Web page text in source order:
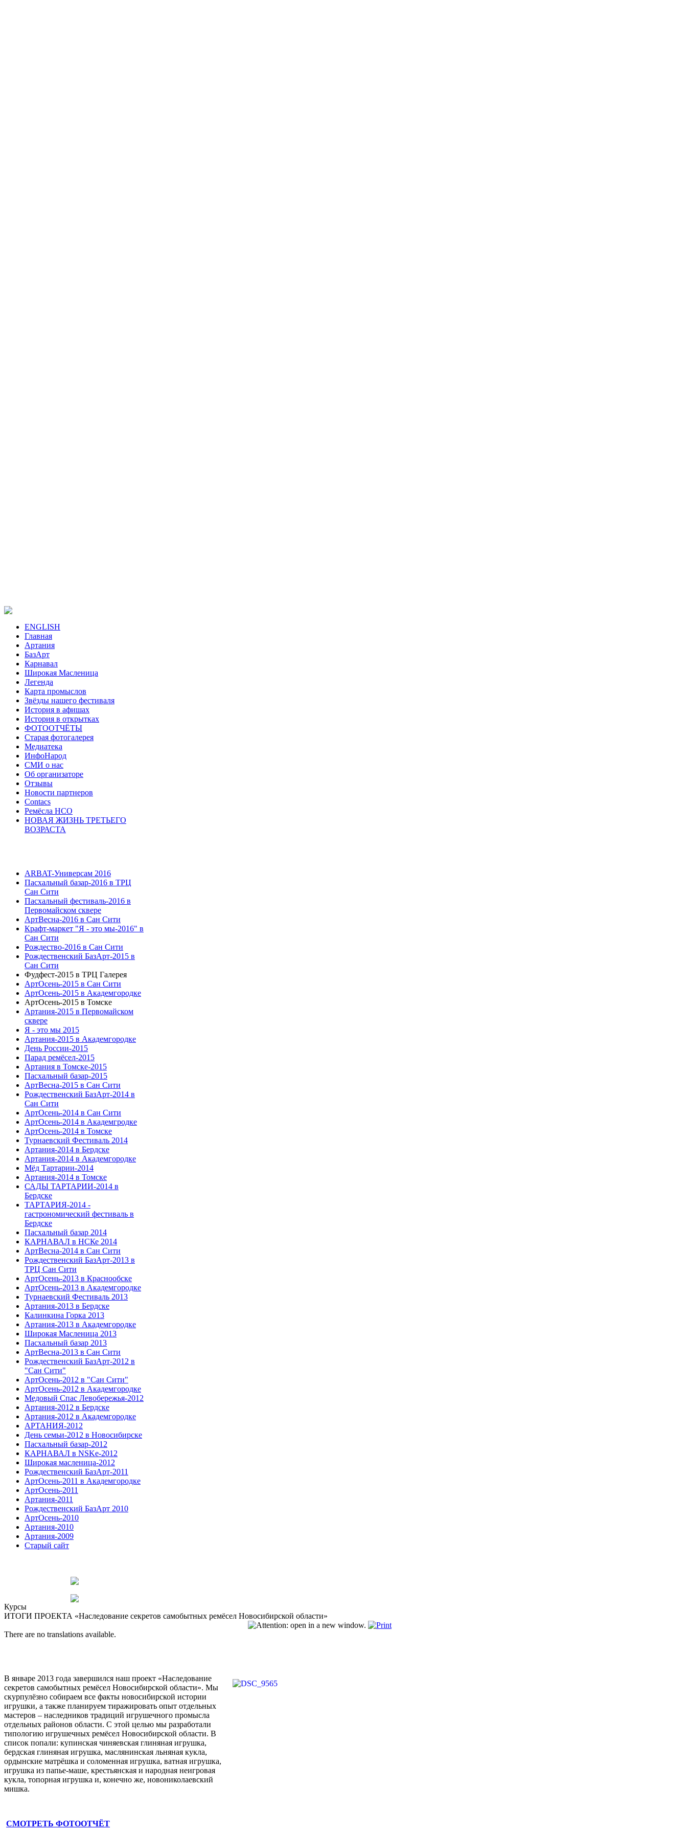
ENGLISH
Главная
Артания
БазАрт
Карнавал
Широкая Масленица
Легенда
Карта промыслов
Звёзды нашего фестиваля
История в афишах
История в открытках
ФОТООТЧЁТЫ
Старая фотогалерея
Медиатека
ИнфоНарод
СМИ о нас
Об организаторе
Отзывы
Новости партнеров
Contacs
Ремёсла НСО
НОВАЯ ЖИЗНЬ ТРЕТЬЕГО
ВОЗРАСТА
ARBAT-Универсам 2016
Пасхальный базар-2016 в ТРЦ
Сан Сити
Пасхальный фестиваль-2016 в
Первомайском сквере
АртВесна-2016 в Сан Сити
Крафт-маркет "Я - это мы-2016" в
Сан Сити
Рождество-2016 в Сан Сити
Рождественский БазАрт-2015 в
Сан Сити
Фудфест-2015 в ТРЦ Галерея
АртОсень-2015 в Сан Сити
АртОсень-2015 в Академгородке
АртОсень-2015 в Томске
Артания-2015 в Первомайском
сквере
Я - это мы 2015
Артания-2015 в Академгородке
День России-2015
Парад ремёсел-2015
Артания в Томске-2015
Пасхальный базар-2015
АртВесна-2015 в Сан Сити
Рождественский БазАрт-2014 в
Сан Сити
АртОсень-2014 в Сан Сити
АртОсень-2014 в Академгродке
АртОсень-2014 в Томске
Турнаевский Фестиваль 2014
Артания-2014 в Бердске
Артания-2014 в Академгородке
Мёд Тартарии-2014
Артания-2014 в Томске
САДЫ ТАРТАРИИ-2014 в
Бердске
ТАРТАРИЯ-2014 -
гастрономический фестиваль в
Бердске
Пасхальный базар 2014
КАРНАВАЛ в НСКе 2014
АртВесна-2014 в Сан Сити
Рождественский БазАрт-2013 в
ТРЦ Сан Сити
АртОсень-2013 в Краснообске
АртОсень-2013 в Академгородке
Турнаевский Фестиваль 2013
Артания-2013 в Бердске
Калинкина Горка 2013
Артания-2013 в Академгородке
Широкая Масленица 2013
Пасхальный базар 2013
АртВесна-2013 в Сан Сити
Рождественский БазАрт-2012 в
"Сан Сити"
АртОсень-2012 в "Сан Сити"
АртОсень-2012 в Академгородке
Медовый Спас Левобережья-2012
Артания-2012 в Бердске
Артания-2012 в Академгородке
АРТАНИЯ-2012
День семьи-2012 в Новосибирске
Пасхальный базар-2012
КАРНАВАЛ в NSKe-2012
Широкая масленица-2012
Рождественский БазАрт-2011
АртОсень-2011 в Академгородке
АртОсень-2011
Артания-2011
Рождественский БазАрт 2010
АртОсень-2010
Артания-2010
Артания-2009
Старый сайт
Курсы
ИТОГИ ПРОЕКТА «Наследование секретов самобытных ремёсел Новосибирской области»
There are no translations available.
В январе 2013 года завершился наш проект «Наследование
секретов самобытных ремёсел Новосибирской области». Мы
скурпулёзно собираем все факты новосибирской истории
игрушки, а также планируем тиражировать опыт отдельных
мастеров – наследников традиций игрушечного промысла
отдельных районов области. С этой целью мы разработали
типологию игрушечных ремёсел Новосибирской области. В
список попали: купинская чиняевская глиняная игрушка,
бердская глиняная игрушка, маслянинская льняная кукла,
ордынские матрёшка и соломенная игрушка, ватная игрушка,
игрушка из папье-маше, крестьянская и народная неигровая
кукла, топорная игрушка и, конечно же, новониколаевский
мишка.
СМОТРЕТЬ ФОТООТЧЁТ